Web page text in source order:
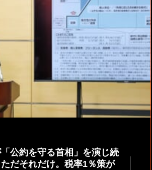
公約を守る首相」を演じ続
だそれだけ。税率1％策が